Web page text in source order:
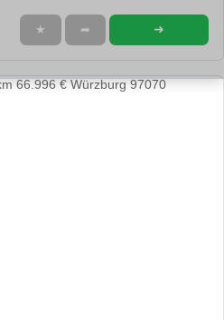
★ ➦ ➜